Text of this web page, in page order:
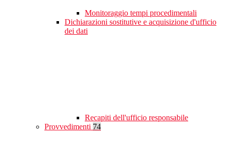
Monitoraggio tempi procedimentali
Dichiarazioni sostitutive e acquisizione d'ufficio
dei dati
Recapiti dell'ufficio responsabile
Provvedimenti 74